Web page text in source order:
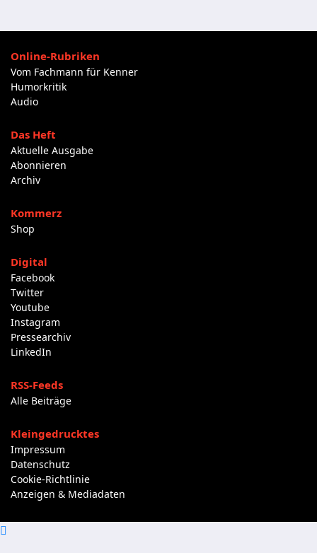
Online-Rubriken
Vom Fachmann für Kenner
Humorkritik
Audio
Das Heft
Aktuelle Ausgabe
Abonnieren
Archiv
Kommerz
Shop
Digital
Facebook
Twitter
Youtube
Instagram
Pressearchiv
LinkedIn
RSS-Feeds
Alle Beiträge
Kleingedrucktes
Impressum
Datenschutz
Cookie-Richtlinie
Anzeigen & Mediadaten